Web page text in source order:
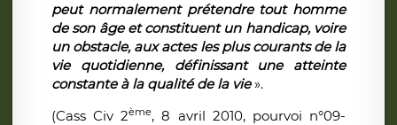
peut normalement prétendre tout homme
de son âge et constituent un handicap, voire
un obstacle, aux actes les plus courants de la
vie quotidienne, définissant une atteinte
constante à la qualité de la vie».
(Cass Civ 2ème, 8 avril 2010, pourvoi n°09-